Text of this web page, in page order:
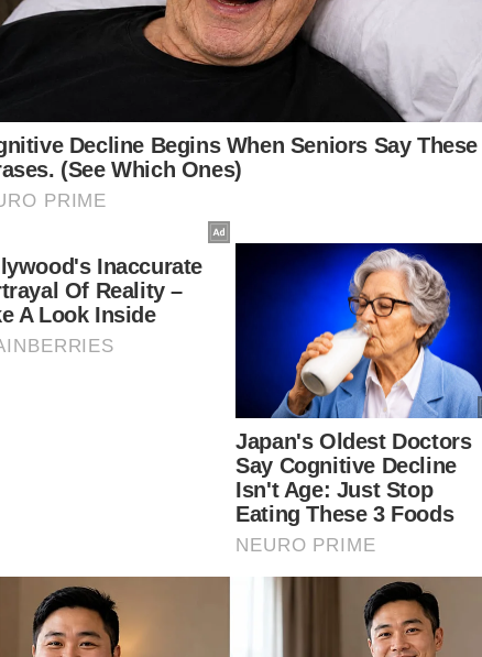
di talian 017- 8028105 atau mana-mana balai polis
Klik di sini!
Jawab soalan kaji selidik dan
dapatkan baucar tunai.
×
Lelaki Perempuan
Masuk | Daftar
Aksi Wheelie
Artikel Disyorkan